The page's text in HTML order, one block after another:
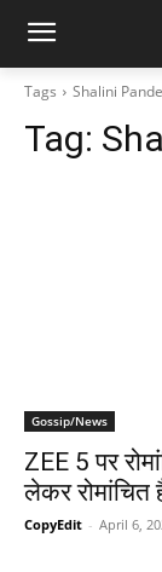
Tags Shalini
Tag:
Gossip/News
ZEE 5 पर
लेकर रोमांचित
CopyEdit - April 6,